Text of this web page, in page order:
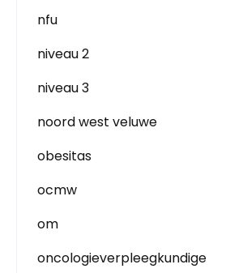
nfu
niveau 2
niveau 3
noord west veluwe
obesitas
ocmw
om
oncologieverpleegkundige